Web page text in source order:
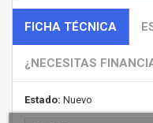
FICHA TÉCNICA
¿NECESITAS
Estado: Nuevo